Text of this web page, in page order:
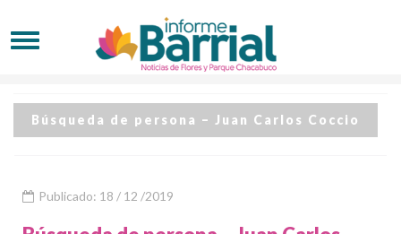
Búsqueda de persona – Juan Carlos Coccio
Publicado: 18 / 12 /2019